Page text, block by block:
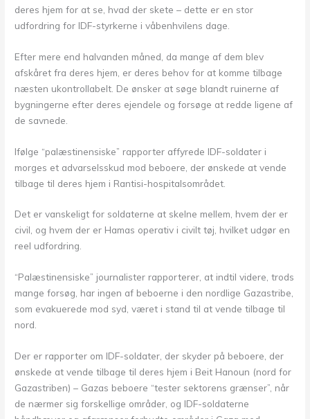
deres hjem for at se, hvad der skete – dette er en stor
udfordring for IDF-styrkerne i våbenhvilens dage.
Efter mere end halvanden måned, da mange af dem blev
afskåret fra deres hjem, er deres behov for at komme tilbage
næsten ukontrollabelt. De ønsker at søge blandt ruinerne af
bygningerne efter deres ejendele og forsøge at redde ligene af
de savnede.
Ifølge “palæstinensiske” rapporter affyrede IDF-soldater i
morges et advarselsskud mod beboere, der ønskede at vende
tilbage til deres hjem i Rantisi-hospitalsområdet.
Det er vanskeligt for soldaterne at skelne mellem, hvem der er
civil, og hvem der er Hamas operativ i civilt tøj, hvilket udgør en
reel udfordring.
“Palæstinensiske” journalister rapporterer, at indtil videre, trods
mange forsøg, har ingen af beboerne i den nordlige Gazastribe,
som evakuerede mod syd, været i stand til at vende tilbage til
nord.
Der er rapporter om IDF-soldater, der skyder på beboere, der
ønskede at vende tilbage til deres hjem i Beit Hanoun (nord for
Gazastriben) – Gazas beboere “tester sektorens grænser”, når
de nærmer sig forskellige områder, og IDF-soldaterne